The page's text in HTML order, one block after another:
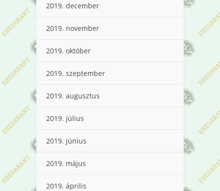
2019. december
2019. november
2019. október
2019. szeptember
2019. augusztus
2019. július
2019. június
2019. május
2019. április